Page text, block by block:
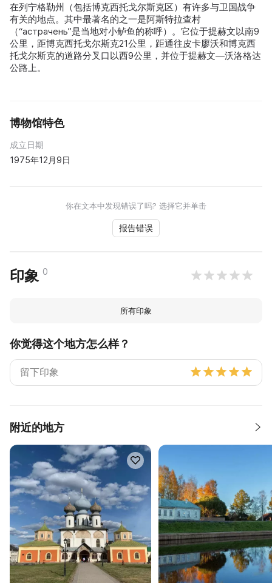
在列宁格勒州（包括博克西托戈尔斯克区）有许多与卫国战争
有关的地点。其中最著名的之一是阿斯特拉查村
（“астрачень”是当地对小鲈鱼的称呼）。它位于提赫文以南9
公里，距博克西托戈尔斯克21公里，距通往皮卡廖沃和博克西
托戈尔斯克的道路分叉口以西9公里，并位于提赫文—沃洛格达
公路上。
博物馆特色
成立日期
1975年12月9日
你在文本中发现错误了吗? 选择它并单击
报告错误
印象 0
所有印象
你觉得这个地方怎么样？
附近的地方